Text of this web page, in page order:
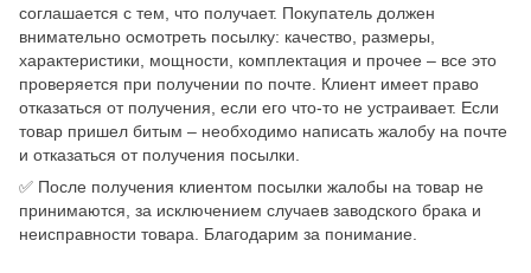
соглашается с тем, что получает. Покупатель должен
внимательно осмотреть посылку: качество, размеры,
характеристики, мощности, комплектация и прочее – все это
проверяется при получении по почте. Клиент имеет право
отказаться от получения, если его что-то не устраивает. Если
товар пришел битым – необходимо написать жалобу на почте
и отказаться от получения посылки.
✅ После получения клиентом посылки жалобы на товар не
принимаются, за исключением случаев заводского брака и
неисправности товара. Благодарим за понимание.